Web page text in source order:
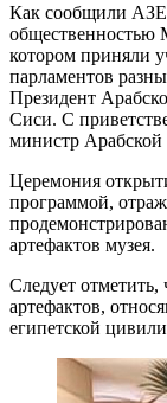
Как сообщили
общественностью
котором приняли
парламентов
Президент
Сиси. С
министр
Церемония
программой,
артефактов музея.
Следует отметить,
артефактов,
египетской